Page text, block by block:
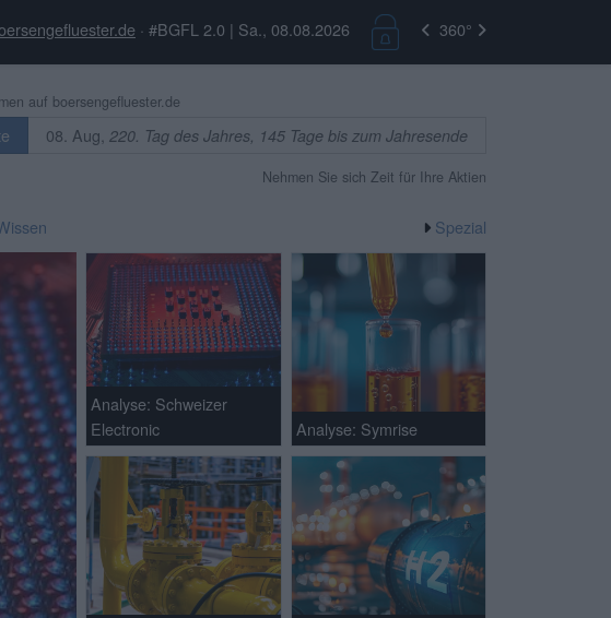
· #BGFL 2.0 | Sa., 08.08.2026 360°
auf boersengefluester.de
08. Aug, 220. Tag des Jahres, 145 Tage bis zum Jahresende
Nehmen Sie sich Zeit für Ihre Aktien
Spezial
Analyse: Schweizer
Electronic
Analyse: Symrise